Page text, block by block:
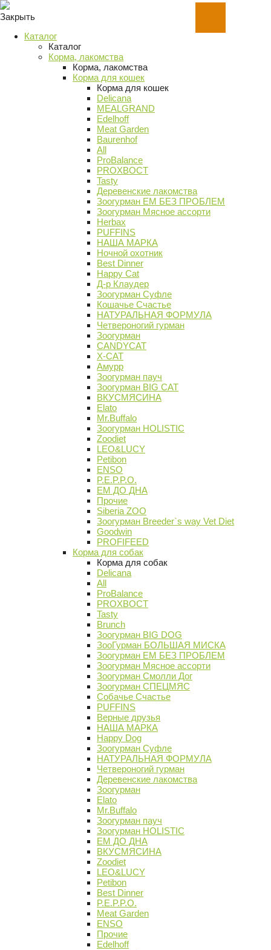
Закрыть
Каталог
Каталог
Корма, лакомства
Корма, лакомства
Корма для кошек
Корма для кошек
Delicana
MEALGRAND
Edelhoff
Meat Garden
Baurenhof
All
ProBalance
PROХВОСТ
Tasty
Деревенские лакомства
Зоогурман ЕМ БЕЗ ПРОБЛЕМ
Зоогурман Мясное ассорти
Herbax
PUFFINS
НАША МАРКА
Ночной охотник
Best Dinner
Happy Cat
Д-р Клаудер
Зоогурман Суфле
Кошачье Счастье
НАТУРАЛЬНАЯ ФОРМУЛА
Четвероногий гурман
Зоогурман
CANDYCAT
X-CAT
Амурр
Зоогурман пауч
Зоогурман BIG CAT
ВКУСМЯСИНА
Elato
Mr.Buffalo
Зоогурман HOLISTIC
Zoodiet
LEO&LUCY
Petibon
ENSO
P.E.P.P.O.
ЕМ ДО ДНА
Прочие
Siberia ZOO
Зоогурман Breeder`s way Vet Diet
Goodwin
PROFIFEED
Корма для собак
Корма для собак
Delicana
All
ProBalance
PROХВОСТ
Tasty
Brunch
Зоогурман BIG DOG
ЗооГурман БОЛЬШАЯ МИСКА
Зоогурман ЕМ БЕЗ ПРОБЛЕМ
Зоогурман Мясное ассорти
Зоогурман Смолли Дог
Зоогурман СПЕЦМЯС
Собачье Счастье
PUFFINS
Верные друзья
НАША МАРКА
Happy Dog
Зоогурман Суфле
НАТУРАЛЬНАЯ ФОРМУЛА
Четвероногий гурман
Деревенские лакомства
Зоогурман
Elato
Mr.Buffalo
Зоогурман пауч
Зоогурман HOLISTIC
ЕМ ДО ДНА
ВКУСМЯСИНА
Zoodiet
LEO&LUCY
Petibon
Best Dinner
P.E.P.P.O.
Meat Garden
ENSO
Прочие
Edelhoff